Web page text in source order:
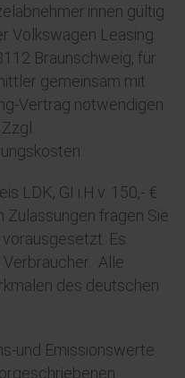
gültig
Volkswagen Leasing
Braunschweig, für
gemeinsam mit
Vertrag notwendigen
LDK, GI i.H.v. 150,- €
Zulassungen fragen Sie
Es
Alle
des deutschen
und Emissionswerte